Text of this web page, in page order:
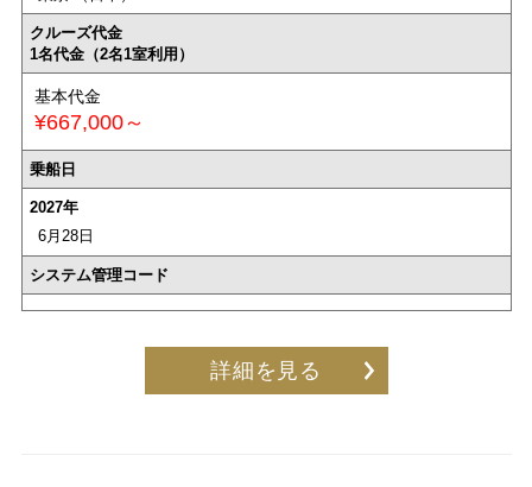
クルーズ代金
1名代金（2名1室利用）
基本代金
¥667,000～
乗船日
2027年
6月28日
システム管理コード
詳細を見る